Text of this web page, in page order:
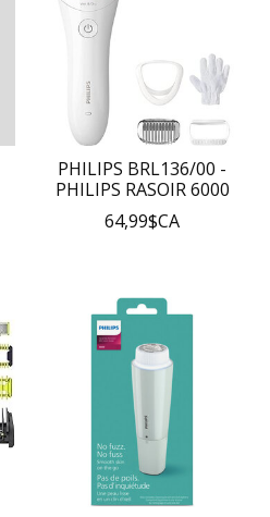
PHILIPS BRL136/00 -
PHILIPS RASOIR 6000
64,99$CA